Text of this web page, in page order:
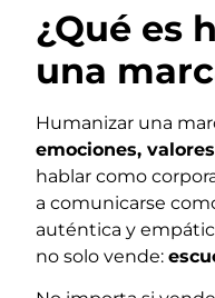
¿Qué es
una
Humanizar una
emociones,
hablar como
a comunicarse
auténtica y
no solo vende: